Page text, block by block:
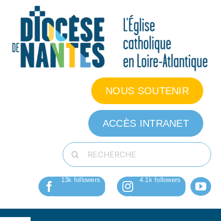
NOUS SOUTENIR
ACCÈS INTRANET
Rechercher: